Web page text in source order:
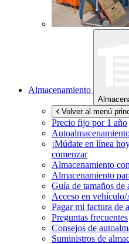
Almacenamiento
Volver al menú
Precio fijo por 1 año
¡Múdate en línea
comenzar
Almacenamiento
Almacenamiento
Guía de tamaños de
Acceso en
Pagar mi factura de
Preguntas frecuentes
Consejos de
Suministros de